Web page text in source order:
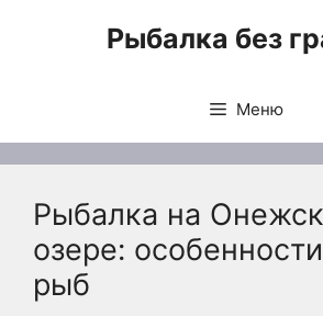
Рыбалка без
Меню
Рыбалка на
озере:
рыб